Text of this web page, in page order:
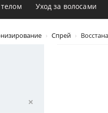
Уход за волосами
Спрей